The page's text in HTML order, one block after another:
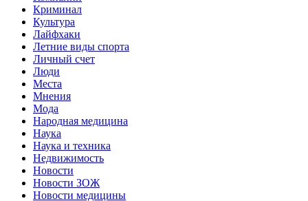
Криминал
Культура
Лайфхаки
Летние виды спорта
Личный счет
Люди
Места
Мнения
Мода
Народная медицина
Наука
Наука и техника
Недвижимость
Новости
Новости ЗОЖ
Новости медицины